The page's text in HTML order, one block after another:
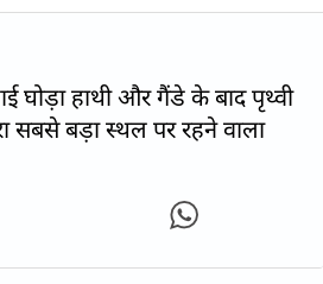
घोड़ा हाथी और गैंडे के बाद पृथ्वी
सबसे बड़ा स्थल पर रहने वाला